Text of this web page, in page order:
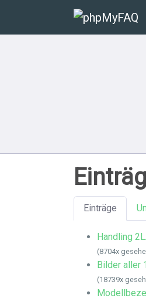
Einträge
Handling
(8704x
Bilder aller
(18739x